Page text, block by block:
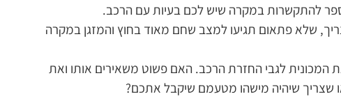
להתקשרות במקרה שיש לכם בעיות עם הרכב.
שלא פתאום תגיעו למצב שחם מאוד בחוץ והמזגן במקרה
המכונית לגבי החזרת הרכב. האם פשוט משאירים אותו ואת
שצריך שיהיה מישהו מטעמם שיקבל אתכם?